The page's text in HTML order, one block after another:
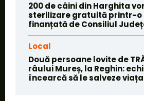
200 de câini din Harghita
sterilizare gratuită printr-o
finanțată de Consiliul
Local
Două persoane lovite de
râului Mureș, la Reghin:
încearcă să le salveze viața